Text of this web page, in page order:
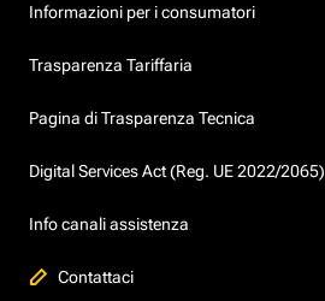
Informazioni per i consumatori
Trasparenza Tariffaria
Pagina di Trasparenza Tecnica
Digital Services Act (Reg. UE 2022/2065)
Info canali assistenza
Contattaci